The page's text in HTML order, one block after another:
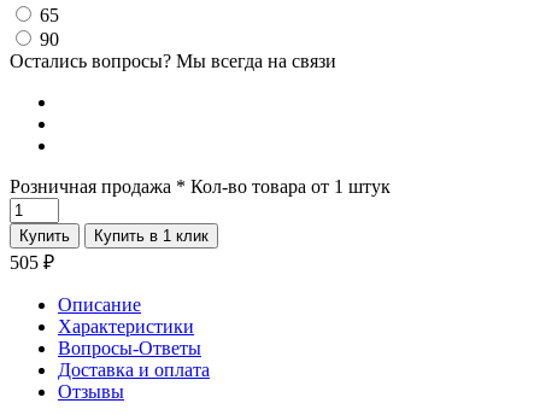
65
90
Остались вопросы? Мы всегда на связи
Розничная продажа * Кол-во товара от 1 штук
Купить Купить в 1 клик
505 ₽
Описание
Характеристики
Вопросы-Ответы
Доставка и оплата
Отзывы